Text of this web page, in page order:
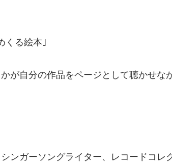
くる絵本｣
が自分の作品をページとして聴かせな
ンガーソングライター、レコードコレ